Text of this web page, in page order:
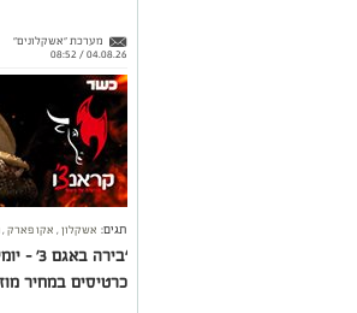
מערכת "אשקלונים"
04.08.26 / 08:52
תגים: אשקלון, אקו פארק,
כרטיסים במחיר